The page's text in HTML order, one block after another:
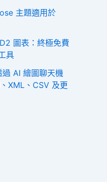
主題適用於
圖表：終極免費
具
AI 繪圖聊天機
XML、CSV 及更